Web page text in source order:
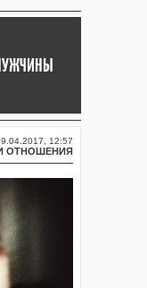
12:57
ОТНОШЕНИЯ